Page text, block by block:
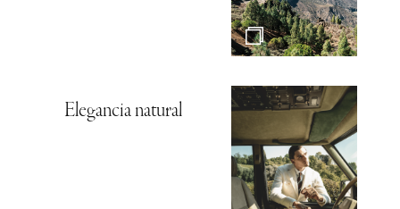
Elegancia natural